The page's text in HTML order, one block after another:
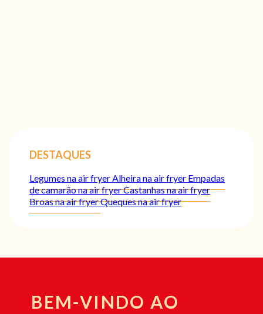
DESTAQUES
Legumes na air fryerAlheira na air fryer Empadas
de camarão na air fryerCastanhas na air fryer
Broas na air fryerQueques na air fryer
BEM-VINDO AO